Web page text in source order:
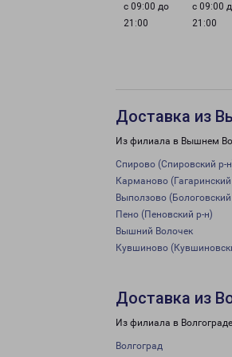
с 09:00 до
21:00
с 09:00
21:00
Доставка из
Из филиала в Вышнем
Спирово (Спировский р-
Карманово (Гагаринский
Выползово (Бологовский
Пено (Пеновский р-н)
Вышний Волочек
Кувшиново
Доставка из
Из филиала в
Волгоград